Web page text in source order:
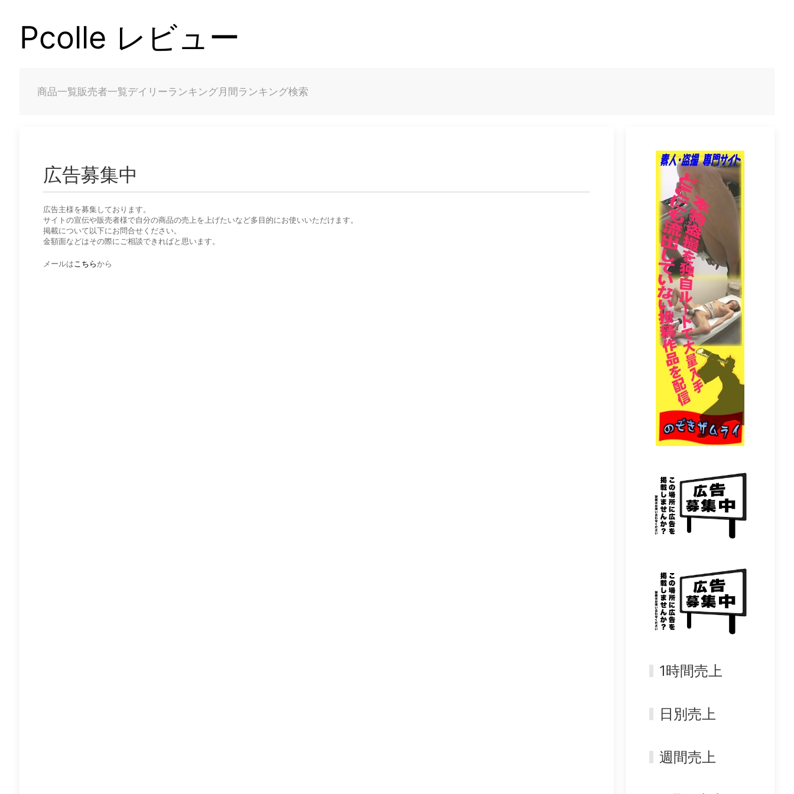
Pcolle レビュー
商品一覧販売者一覧デイリーランキング月間ランキング検索
広告募集中
広告主様を募集しております。
サイトの宣伝や販売者様で自分の商品の売上を上げたいなど多目的にお使いいただけます。
掲載について以下にお問合せください。
金額面などはその際にご相談できればと思います。
メールは こちらから
1時間売上
日別売上
週間売上